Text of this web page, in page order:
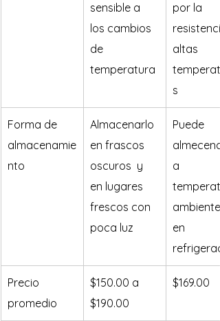
sensible a
los cambios
de
temperatura
por la
altas
s
Forma de
almacenamie
nto
Almacenarlo
en frascos
oscuros  y
en lugares
frescos con
poca luz
Puede
a
ambiente
en
Precio
promedio
$150.00 a
$190.00
$169.00